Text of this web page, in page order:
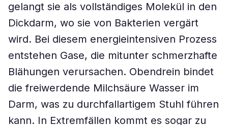
gelangt sie als vollständiges Molekül in den
Dickdarm, wo sie von Bakterien vergärt
wird. Bei diesem energieintensiven Prozess
entstehen Gase, die mitunter schmerzhafte
Blähungen verursachen. Obendrein bindet
die freiwerdende Milchsäure Wasser im
Darm, was zu durchfallartigem Stuhl führen
kann. In Extremfällen kommt es sogar zu